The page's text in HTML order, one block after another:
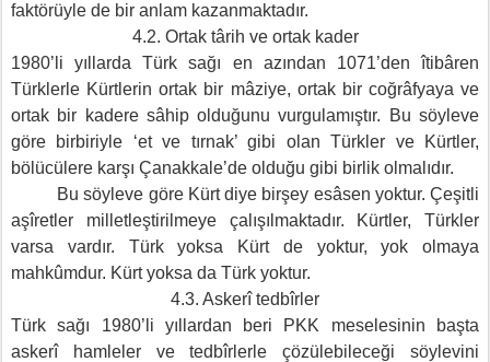
faktörüyle de bir anlam kazanmaktadır.
4.2. Ortak târih ve ortak kader
1980’li yıllarda Türk sağı en azından 1071’den îtibâren
Türklerle Kürtlerin ortak bir mâziye, ortak bir coğrâfyaya ve
ortak bir kadere sâhip olduğunu vurgulamıştır. Bu söyleve
göre birbiriyle ‘et ve tırnak’ gibi olan Türkler ve Kürtler,
bölücülere karşı Çanakkale’de olduğu gibi birlik olmalıdır.
Bu söyleve göre Kürt diye birşey esâsen yoktur. Çeşitli
aşîretler milletleştirilmeye çalışılmaktadır. Kürtler, Türkler
varsa vardır. Türk yoksa Kürt de yoktur, yok olmaya
mahkûmdur. Kürt yoksa da Türk yoktur.
4.3. Askerî tedbîrler
Türk sağı 1980’li yıllardan beri PKK meselesinin başta
askerî hamleler ve tedbîrlerle çözülebileceği söylevini